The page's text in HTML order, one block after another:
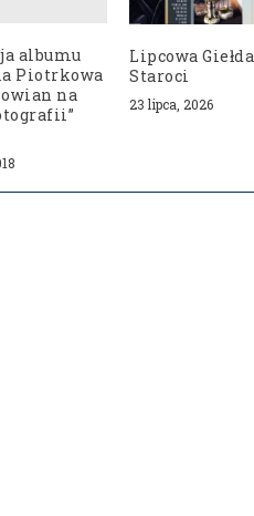
albumu
Piotrkowa
na
Lipcowa Giełda
Staroci
23 lipca, 2026